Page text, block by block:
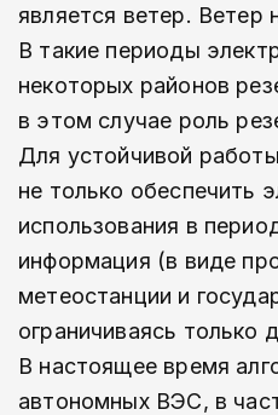
является ветер. Ветер
В такие периоды
некоторых районов
в этом случае роль
Для устойчивой
не только обеспечить
использования в
информация (в виде
метеостанции и
ограничиваясь
В настоящее время
автономных ВЭС, в